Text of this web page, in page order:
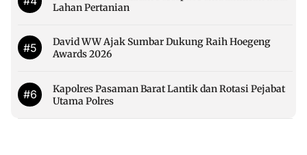
Lahan Pertanian
#5
David WW Ajak Sumbar Dukung Raih Hoegeng
Awards 2026
#6
Kapolres Pasaman Barat Lantik dan Rotasi Pejabat
Utama Polres